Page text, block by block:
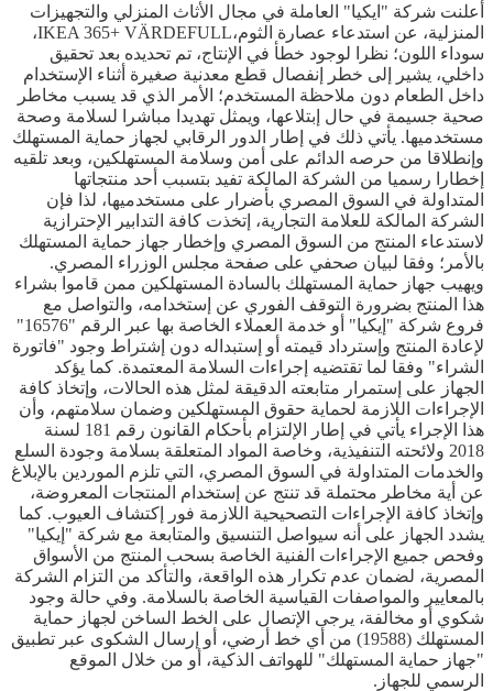
أعلنت شركة "ايكيا" العاملة في مجال الأثاث المنزلي والتجهيزات
المنزلية، عن استدعاء عصارة الثوم،IKEA 365+ VÄRDEFULL،
سوداء اللون؛ نظرا لوجود خطأ في الإنتاج، تم تحديده بعد تحقيق
داخلي، يشير إلى خطر إنفصال قطع معدنية صغيرة أثناء الإستخدام
داخل الطعام دون ملاحظة المستخدم؛ الأمر الذي قد يسبب مخاطر
صحية جسيمة في حال إبتلاعها، ويمثل تهديدا مباشرا لسلامة وصحة
مستخدميها. يأتي ذلك في إطار الدور الرقابي لجهاز حماية المستهلك
وإنطلاقا من حرصه الدائم على أمن وسلامة المستهلكين، وبعد تلقيه
إخطارا رسميا من الشركة المالكة تفيد بتسبب أحد منتجاتها
المتداولة في السوق المصري بأضرار على مستخدميها، لذا فإن
الشركة المالكة للعلامة التجارية، إتخذت كافة التدابير الإحترازية
لاستدعاء المنتج من السوق المصري وإخطار جهاز حماية المستهلك
بالأمر؛ وفقا لبيان صحفي على صفحة مجلس الوزراء المصري.
ويهيب جهاز حماية المستهلك بالسادة المستهلكين ممن قاموا بشراء
هذا المنتج بضرورة التوقف الفوري عن إستخدامه، والتواصل مع
فروع شركة "إيكيا" أو خدمة العملاء الخاصة بها عبر الرقم "16576"
لإعادة المنتج وإسترداد قيمته أو إستبداله دون إشتراط وجود "فاتورة
الشراء" وفقا لما تقتضيه إجراءات السلامة المعتمدة. كما يؤكد
الجهاز على إستمرار متابعته الدقيقة لمثل هذه الحالات، وإتخاذ كافة
الإجراءات اللازمة لحماية حقوق المستهلكين وضمان سلامتهم، وأن
هذا الإجراء يأتي في إطار الإلتزام بأحكام القانون رقم 181 لسنة
2018 ولائحته التنفيذية، وخاصة المواد المتعلقة بسلامة وجودة السلع
والخدمات المتداولة في السوق المصري، التي تلزم الموردين بالإبلاغ
عن أية مخاطر محتملة قد تنتج عن إستخدام المنتجات المعروضة،
وإتخاذ كافة الإجراءات التصحيحية اللازمة فور إكتشاف العيوب. كما
يشدد الجهاز على أنه سيواصل التنسيق والمتابعة مع شركة "إيكيا"
وفحص جميع الإجراءات الفنية الخاصة بسحب المنتج من الأسواق
المصرية، لضمان عدم تكرار هذه الواقعة، والتأكد من التزام الشركة
بالمعايير والمواصفات القياسية الخاصة بالسلامة. وفي حالة وجود
شكوي أو مخالفة، يرجى الإتصال على الخط الساخن لجهاز حماية
المستهلك (19588) من أي خط أرضي، أو إرسال الشكوى عبر تطبيق
"جهاز حماية المستهلك" للهواتف الذكية، أو من خلال الموقع
الرسمي للجهاز.